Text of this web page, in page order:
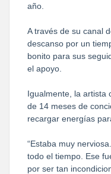
año.
A través de su canal
descanso por un
bonito para sus
el apoyo.
Igualmente, la artista
de 14 meses de
recargar energías
“Estaba muy
todo el tiempo. Ese
por ser tan